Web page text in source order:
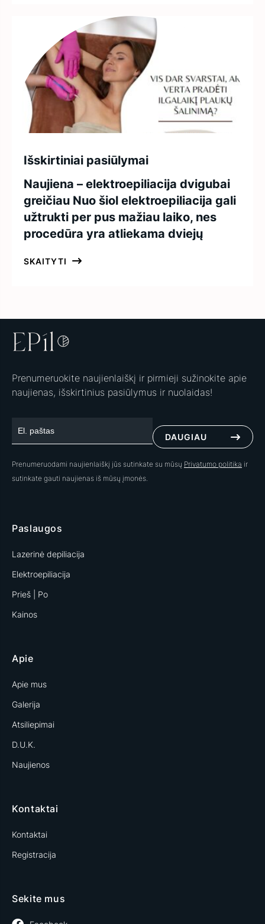
Išskirtiniai pasiūlymai
Naujiena – elektroepiliacija dvigubai
greičiau Nuo šiol elektroepiliacija gali
užtrukti per pus mažiau laiko, nes
procedūra yra atliekama dviejų
SKAITYTI
Prenumeruokite naujienlaiškį ir pirmieji sužinokite apie
naujienas, išskirtinius pasiūlymus ir nuolaidas!
DAUGIAU
Prenumeruodami naujienlaiškį jūs sutinkate su mūsų Privatumo politika ir
sutinkate gauti naujienas iš mūsų įmonės.
Paslaugos
Lazerinė depiliacija
Elektroepiliacija
Prieš | Po
Kainos
Apie
Apie mus
Galerija
Atsiliepimai
D.U.K.
Naujienos
Kontaktai
Kontaktai
Registracija
Sekite mus